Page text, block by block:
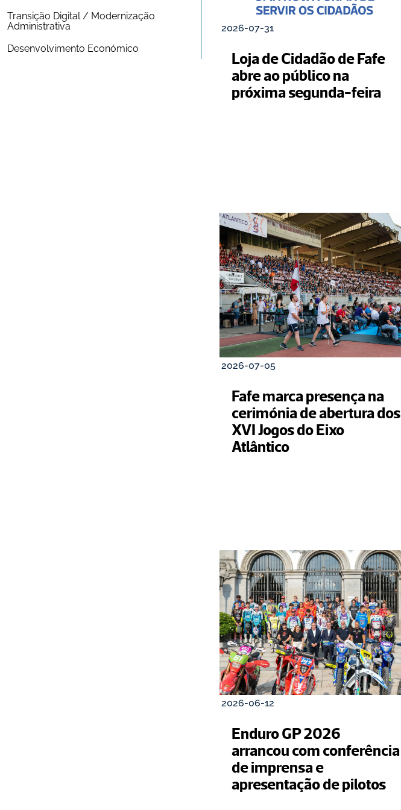
Transição Digital / Modernização
Administrativa
Desenvolvimento Económico
2026-07-31
Loja de Cidadão de Fafe
abre ao público na
2026-07-05
Fafe marca presença na
cerimónia de abertura dos
XVI Jogos do Eixo
Atlântico
2026-06-12
Enduro GP 2026
arrancou com conferência
de imprensa e